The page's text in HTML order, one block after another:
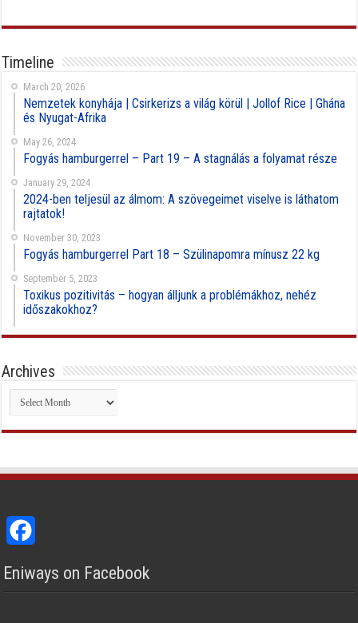
Timeline
March 20, 2026
Nemzetek konyhája | Csirkerizs a világ körül | Jollof Rice | Ghána
és Nyugat-Afrika
May 26, 2024
Fogyás hamburgerrel – Part 19 – A stagnálás a folyamat része
January 29, 2024
2024-ben teljesül az álmom: A szövegeimet viselve is láthatom
rajtatok!
November 30, 2023
Fogyás hamburgerrel Part 18 – Szülinapomra mínusz 22 kg
September 5, 2023
Toxikus pozitivitás – hogyan álljunk a problémákhoz, nehéz
időszakokhoz?
Archives
Archives
Eniways on Facebook